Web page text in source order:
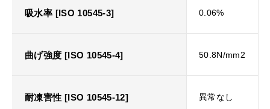
吸水率 [ISO 10545-3] 0.06%
曲げ強度 [ISO 10545-4] 50.8N/mm2
耐凍害性 [ISO 10545-12] 異常なし